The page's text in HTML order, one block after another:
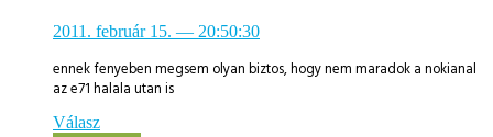
2011. február 15. — 20:50:30
ennek fenyeben megsem olyan biztos, hogy nem maradok a nokianal
az e71 halala utan is
Válasz